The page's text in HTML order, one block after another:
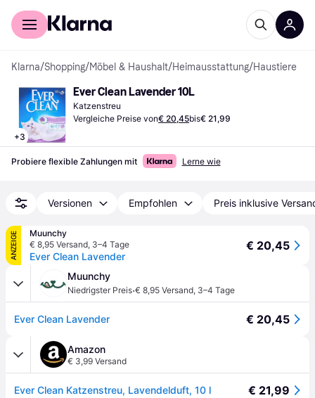
Für Shopper
Klarna/Shopping/Möbel & Haushalt/Heimausstattung/Haustiere
+3
Ever Clean Lavender 10L
Katzenstreu
Vergleiche Preise von€ 20,45bis€ 21,99
Probiere flexible Zahlungen mit Lerne wie
Versionen Empfohlen Preis inklusive
ANZEIGE
Muunchy
€ 8,95 Versand, 3–4 Tage
Ever Clean Lavender
€ 20,45
Muunchy
Niedrigster Preis·€ 8,95 Versand, 3–4 Tage
Ever Clean Lavender € 20,45
Amazon
€ 3,99 Versand
Ever Clean Katzenstreu, Lavendelduft, 10 l € 21,99